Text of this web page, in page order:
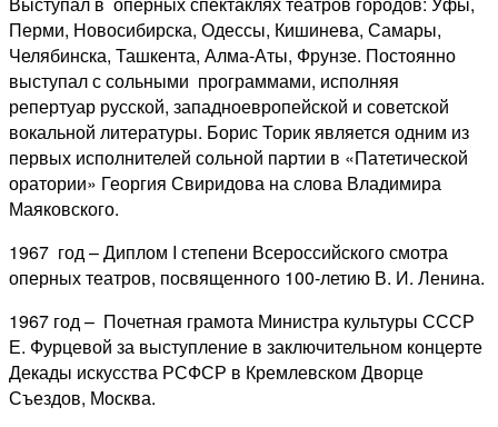
Перми, Новосибирска, Одессы, Кишинева, Самары,
Челябинска, Ташкента, Алма-Аты, Фрунзе. Постоянно
выступал с сольными программами, исполняя
репертуар русской, западноевропейской и советской
вокальной литературы. Борис Торик является одним из
первых исполнителей сольной партии в «Патетической
оратории» Георгия Свиридова на слова Владимира
Маяковского.
1967 год – Диплом I степени Всероссийского смотра
оперных театров, посвященного 100-летию В. И. Ленина.
1967 год – Почетная грамота Министра культуры СССР
Е. Фурцевой за выступление в заключительном концерте
Декады искусства РСФСР в Кремлевском Дворце
Съездов, Москва.